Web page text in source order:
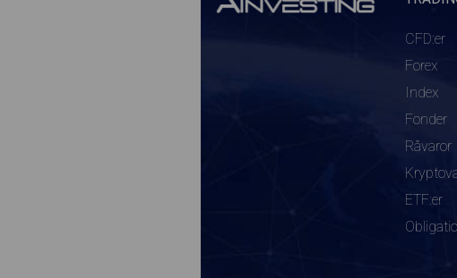
CFD:er
Forex
Index
Fonder
Råvaror
ETF:er